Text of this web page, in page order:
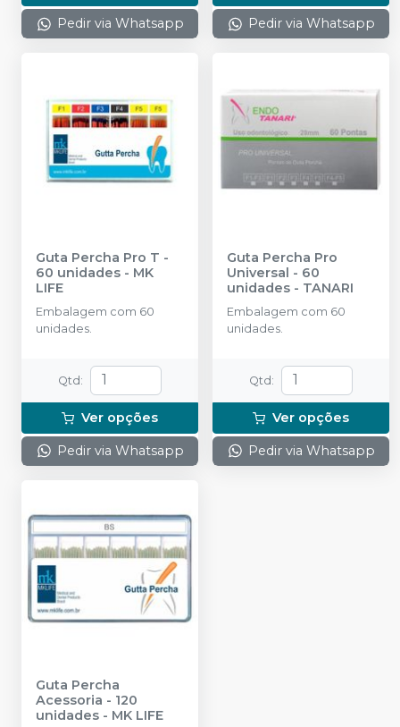
Pedir via Whatsapp Pedir via Whatsapp
Guta Percha Pro T -
60 unidades - MK
LIFE
Embalagem com 60
unidades.
Qtd :
Ver opções
Pedir via Whatsapp
Guta Percha Pro
Universal - 60
unidades - TANARI
Embalagem com 60
unidades.
Qtd :
Ver opções
Pedir via Whatsapp
Guta Percha
Acessoria - 120
unidades - MK LIFE